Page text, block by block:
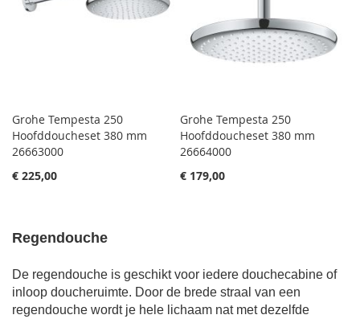
Grohe Tempesta 250
Hoofddoucheset 380 mm
26663000
€ 225,00
Grohe Tempesta 250
Hoofddoucheset 380 mm
26664000
€ 179,00
Regendouche
De regendouche is geschikt voor iedere douchecabine of
inloop doucheruimte. Door de brede straal van een
regendouche wordt je hele lichaam nat met dezelfde